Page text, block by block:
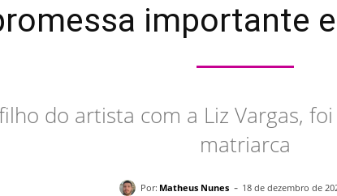
importante
do artista com a Liz Vargas,
matriarca
Por: Matheus Nunes - 18 de dezembro de